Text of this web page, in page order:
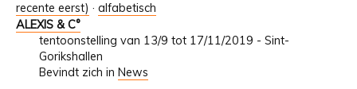
recente eerst) · alfabetisch
ALEXIS & C°
tentoonstelling van 13/9 tot 17/11/2019 - Sint-
Gorikshallen
Bevindt zich in News